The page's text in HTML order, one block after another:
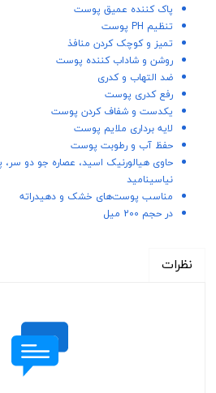
پاک کننده عمیق پوست
تنظیم PH پوست
تمیز و کوچک کردن منافذ
روشن و شاداب کننده پوست
ضد التهاب و کدری
رفع کدری پوست
یکدست و شفاف کردن پوست
لایه برداری ملایم پوست
حفظ آب و رطوبت پوست
حاوی هیالورنیک اسید، عصاره جو دو سر،
نیاسینامید
مناسب پوست‌های خشک و دهیدراته
در حجم 200 میل
نظرات